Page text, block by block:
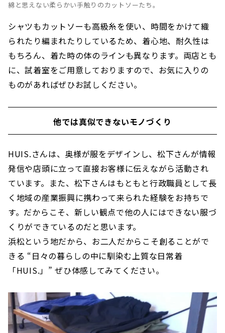
綿と思えない柔らかい手触りのカットソーたち。
シャツもカットソーも高級糸を使い、時間をかけて織
られたり編まれたりしているため、着心地、耐久性は
もちろん、着た時の体のラインも異なります。両店とも
に、試着室をご用意しておりますので、お気に入りの
ものがあればぜひお試しください。
他では真似できないモノづくり
HUIS.さんは、奥様が服をデザインし、松下さんが情報
発信や店頭に立って直接お客様に伝えながら活動され
ています。また、松下さんはもともと行政職員として長
く地域の産業振興に携わって来られた経験をお持ちで
す。だからこそ、新しい観点で他の人にはできない服づ
くりができているのだと思います。
浜松という地だから、お二人だからこそ創ることがで
きる “日々の暮らしの中に馴染む上質な日常着
「HUIS.」” ぜひ体感してみてください。